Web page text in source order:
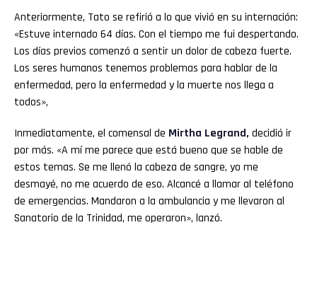
Anteriormente, Tato se refirió a lo que vivió en su internación:
«Estuve internado 64 días. Con el tiempo me fui despertando.
Los días previos comenzó a sentir un dolor de cabeza fuerte.
Los seres humanos tenemos problemas para hablar de la
enfermedad, pero la enfermedad y la muerte nos llega a
todos»,
Inmediatamente, el comensal de Mirtha Legrand, decidió ir
por más. «A mí me parece que está bueno que se hable de
estos temas. Se me llenó la cabeza de sangre, yo me
desmayé, no me acuerdo de eso. Alcancé a llamar al teléfono
de emergencias. Mandaron a la ambulancia y me llevaron al
Sanatorio de la Trinidad, me operaron», lanzó.